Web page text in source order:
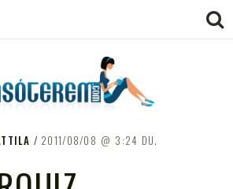
– AZ
2011/08/08 3:24 DU.